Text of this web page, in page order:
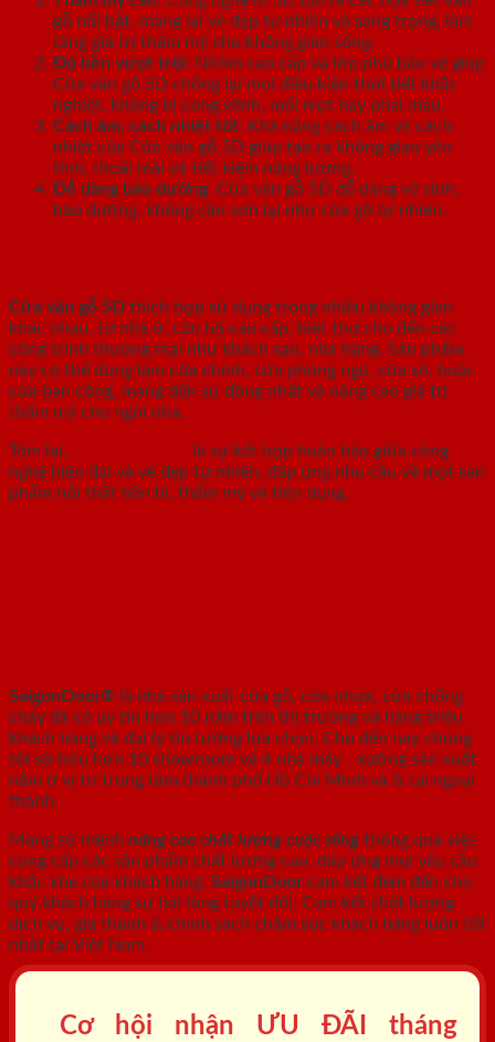
gỗ nổi bật, mang lại vẻ đẹp tự nhiên và sang trọng, làm
tăng giá trị thẩm mỹ cho không gian sống.
Độ bền vượt trội: Nhôm cao cấp và lớp phủ bảo vệ giúp
Cửa vân gỗ 5D chống lại mọi điều kiện thời tiết khắc
nghiệt, không bị cong vênh, mối mọt hay phai màu.
Cách âm, cách nhiệt tốt: Khả năng cách âm và cách
nhiệt của Cửa vân gỗ 5D giúp tạo ra không gian yên
tĩnh, thoải mái và tiết kiệm năng lượng.
Dễ dàng bảo dưỡng: Cửa vân gỗ 5D dễ dàng vệ sinh,
bảo dưỡng, không cần sơn lại như cửa gỗ tự nhiên.
Cửa vân gỗ 5D thích hợp sử dụng trong nhiều không gian
khác nhau, từ nhà ở, căn hộ cao cấp, biệt thự cho đến các
công trình thương mại như khách sạn, nhà hàng. Sản phẩm
này có thể dùng làm cửa chính, cửa phòng ngủ, cửa sổ, hoặc
cửa ban công, mang đến sự đồng nhất và nâng cao giá trị
thẩm mỹ cho ngôi nhà.
Tóm lại,
là sự kết hợp hoàn hảo giữa công
nghệ hiện đại và vẻ đẹp tự nhiên, đáp ứng nhu cầu về một sản
phẩm nội thất bền bỉ, thẩm mỹ và tiện dụng.
SaigonDoor® là nhà sản xuất cửa gỗ, cửa nhựa, cửa chống
cháy đã có uy tín hơn 10 năm trên thị trường và hàng triệu
khách hàng và đại lý tin tưởng lựa chọn. Cho đến nay chúng
tôi sở hữu hơn 10 showroom và 4 nhà máy - xưởng sản xuất
nằm ở vị trí trung tâm thành phố Hồ Chí Minh và & tại ngoại
thành.
Mang sứ mệnh nâng cao chất lượng cuộc sống thông qua việc
cung cấp các sản phẩm chất lượng cao, đáp ứng mọi yêu cầu
khắc khe của khách hàng. SaigonDoor cam kết đem đến cho
quý khách hàng sự hài lòng tuyệt đối. Cam kết chất lượng
dịch vụ, giá thành & chính sách chăm sóc khách hàng luôn tốt
nhất tại Việt Nam.
Cơ hội nhận ƯU ĐÃI tháng